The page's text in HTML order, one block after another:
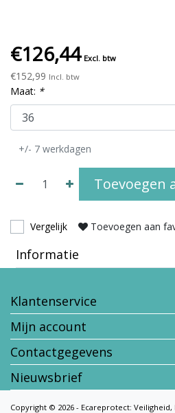
€126,44 Excl. btw
€152,99 Incl. btw
Maat: *
+/- 7 werkdagen
Toevoegen
Vergelijk Toevoegen aan
Informatie
Klantenservice
Mijn account
Contactgegevens
Nieuwsbrief
Copyright © 2026 - Ecareprotect: